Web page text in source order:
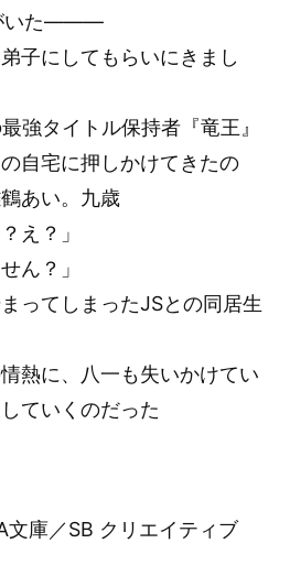
いた―――
子にしてもらいにきまし
強タイトル保持者『竜王』
自宅に押しかけてきたの
あい。九歳
え？」
ん？」
ってしまったJSとの同居生
熱に、八一も失いかけてい
ていくのだった
文庫／SB クリエイティブ